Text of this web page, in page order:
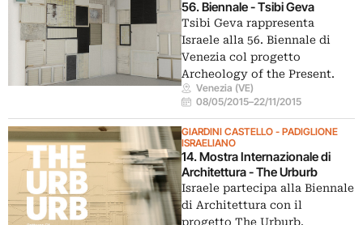
56. Biennale - Tsibi Geva
Tsibi Geva rappresenta
Israele alla 56. Biennale di
Venezia col progetto
Archeology of the Present.
Venezia (VE)
08/05/2015–22/11/2015
GIARDINI CASTELLO - PADIGLIONE
ISRAELIANO
14. Mostra Internazionale di
Architettura - The Urburb
Israele partecipa alla Biennale
di Architettura con il
progetto The Urburb.